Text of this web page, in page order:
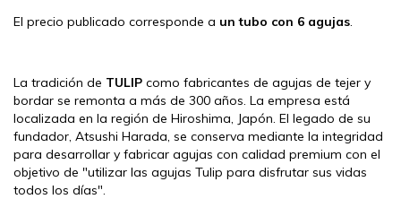
El precio publicado corresponde a un tubo con 6 agujas.
La tradición de TULIP como fabricantes de agujas de tejer y
bordar se remonta a más de 300 años. La empresa está
localizada en la región de Hiroshima, Japón. El legado de su
fundador, Atsushi Harada, se conserva mediante la integridad
para desarrollar y fabricar agujas con calidad premium con el
objetivo de "utilizar las agujas Tulip para disfrutar sus vidas
todos los días".